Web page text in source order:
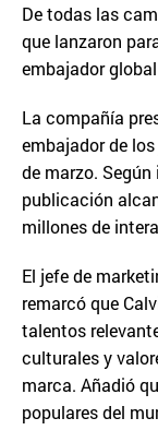
De todas las
que lanzaron
embajador
La compañía
embajador de
de marzo.
publicación
millones de
El jefe de
remarcó que
talentos
culturales y
marca. Añadió
populares del